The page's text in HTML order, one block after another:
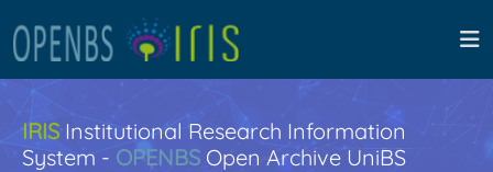
IRISInstitutional Research Information
System - OPENBS Open Archive UniBS